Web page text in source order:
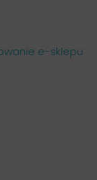
e-sklepu